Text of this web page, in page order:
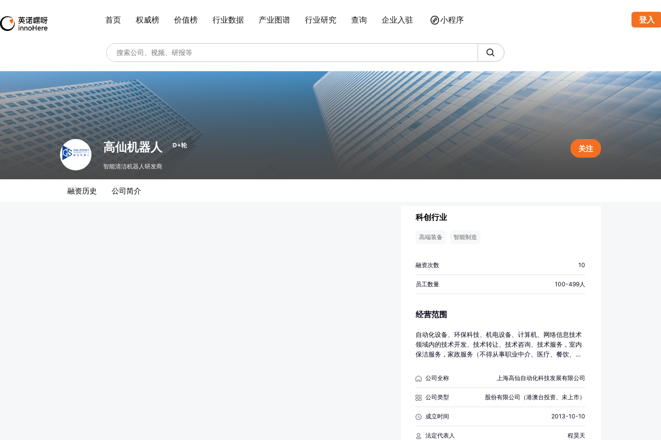
首页 权威榜 价值榜 行业数据 产业图谱 行业研究 查询 企业入驻 小程序 登入
高仙机器人 D+轮
智能清洁机器人研发商
关注
融资历史 公司简介
科创行业
高端装备 智能制造
融资次数 10
员工数量 100-499人
经营范围
自动化设备、环保科技、机电设备、计算机、网络信息技术
领域内的技术开发、技术转让、技术咨询、技术服务，室内
保洁服务，家政服务（不得从事职业中介、医疗、餐饮、住
能化建设工程专业施工，机电设备安装建设工程专业施工
（除特种），机电设备维修，环保设备、机电设备、电子产
品、电子元器件、电动工具、五金交电、家用电器、电子设
备、计算机软件及辅助设备、仪器仪表的批发，进出口，佣
金代理（拍卖除外），并提供相关配套服务。【依法须经批
公司全称 上海高仙自动化科技发展有限公司
公司类型 股份有限公司（港澳台投资、未上市）
成立时间 2013-10-10
法定代表人 程昊天